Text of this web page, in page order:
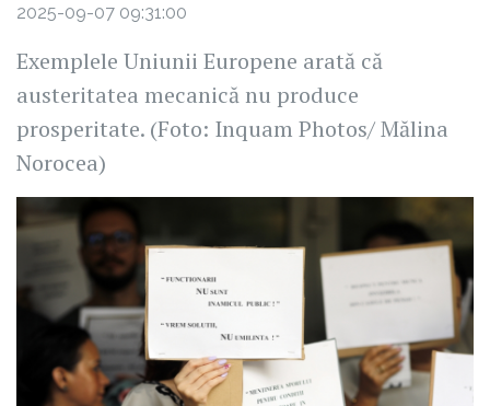
2025-09-07 09:31:00
Exemplele Uniunii Europene arată că
austeritatea mecanică nu produce
prosperitate. (Foto: Inquam Photos/ Mălina
Norocea)